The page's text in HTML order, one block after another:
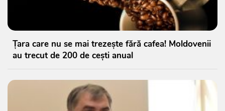
Țara care nu se mai trezește fără cafea! Moldovenii
au trecut de 200 de cești anual